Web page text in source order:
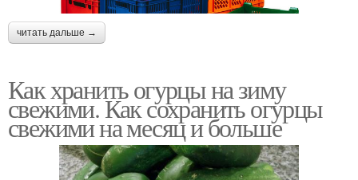
читать дальше →
Как хранить огурцы на зиму
свежими. Как сохранить огурцы
свежими на месяц и больше